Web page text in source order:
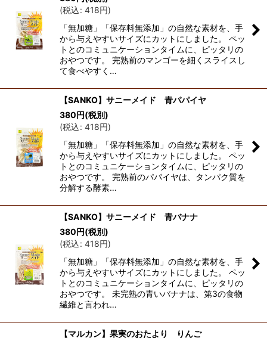
(税込: 418円)
「無加糖」「保存料無添加」の自然な素材を、手
から与えやすいサイズにカットにしました。 ペッ
トとのコミュニケーションタイムに、ピッタリの
おやつです。 完熟前のマンゴーを細くスライスし
て食べやすく…
【SANKO】サニーメイド 青パパイヤ
380円(税別)
(税込: 418円)
「無加糖」「保存料無添加」の自然な素材を、手
から与えやすいサイズにカットにしました。 ペッ
トとのコミュニケーションタイムに、ピッタリの
おやつです。 完熟前のパパイヤは、タンパク質を
分解する酵素…
【SANKO】サニーメイド 青バナナ
380円(税別)
(税込: 418円)
「無加糖」「保存料無添加」の自然な素材を、手
から与えやすいサイズにカットにしました。 ペッ
トとのコミュニケーションタイムに、ピッタリの
おやつです。 未完熟の青いバナナは、第3の食物
繊維と言われ…
【マルカン】果実のおたより りんご